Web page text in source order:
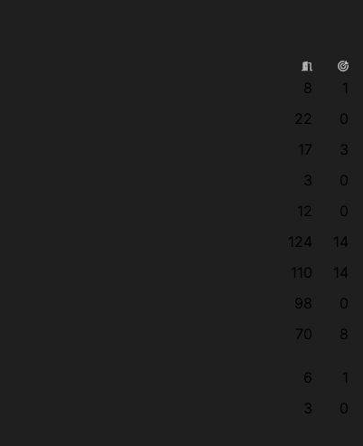
8 1
22 0
17 3
3 0
12 0
124 14
110 14
98 0
70 8
6 1
3 0